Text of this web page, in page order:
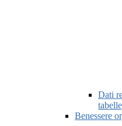
Dati
Benessere